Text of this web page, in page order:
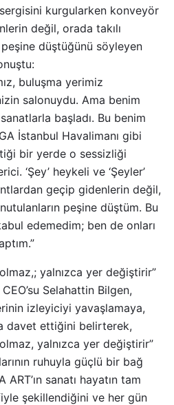
sergisini kurgularken konveyör
değil, orada takılı
peşine düştüğünü söyleyen
buluşma yerimiz
salonuydu. Ama benim
başladı. Bu benim
İstanbul Havalimanı gibi
bir yerde o sessizliği
‘Şey’ heykeli ve ‘Şeyler’
geçip gidenlerin değil,
peşine düştüm. Bu
edemedim; ben de onları
yalnızca yer değiştirir”
Selahattin Bilgen,
izleyiciyi yavaşlamaya,
davet ettiğini belirterek,
yalnızca yer değiştirir”
ruhuyla güçlü bir bağ
sanatı hayatın tam
şekillendiğini ve her gün